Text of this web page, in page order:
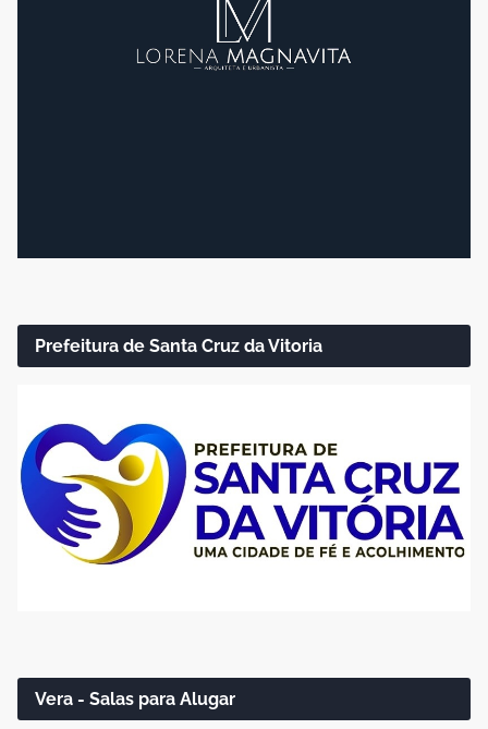
Prefeitura de Santa Cruz da Vitoria
Vera - Salas para Alugar